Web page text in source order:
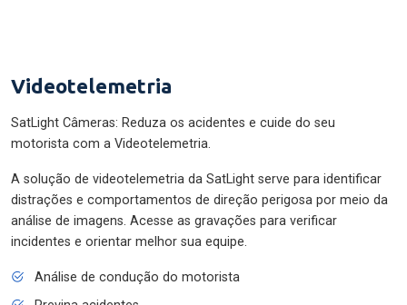
Videotelemetria
SatLight Câmeras: Reduza os acidentes e cuide do seu
motorista com a Videotelemetria.
A solução de videotelemetria da SatLight serve para identificar
distrações e comportamentos de direção perigosa por meio da
análise de imagens. Acesse as gravações para verificar
incidentes e orientar melhor sua equipe.
Análise de condução do motorista